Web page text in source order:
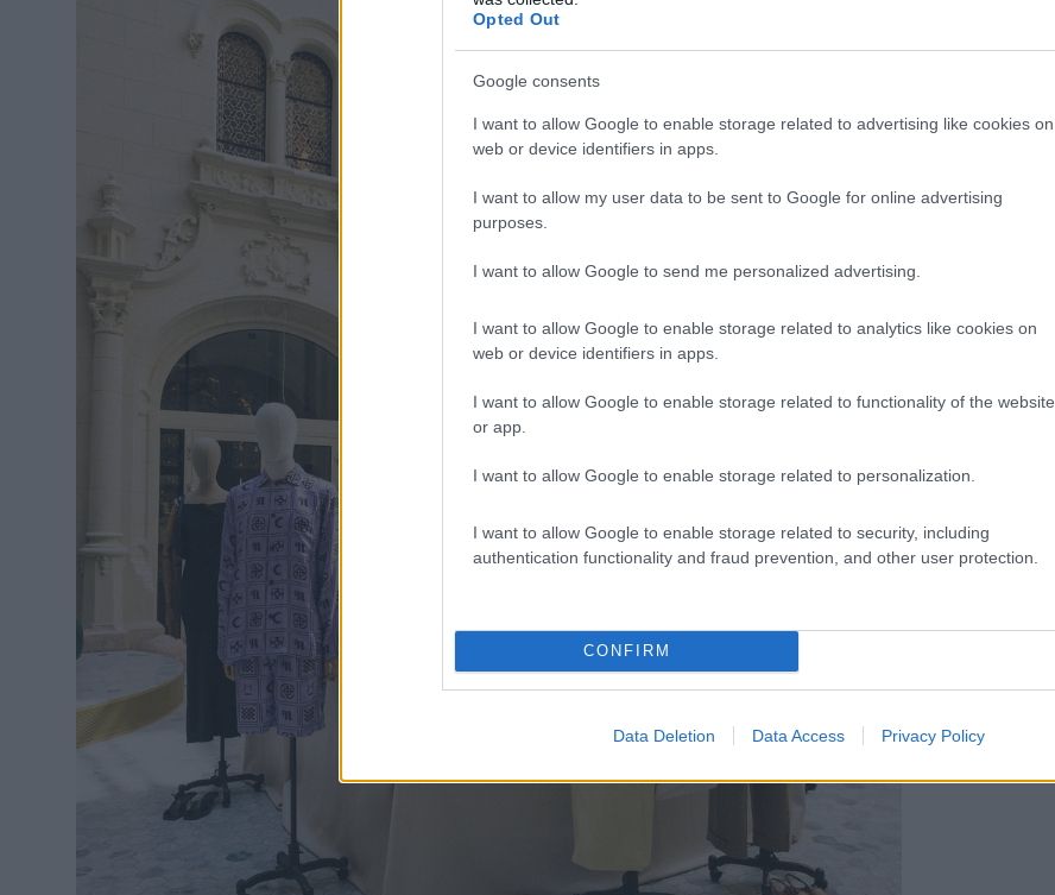
Opted Out
Google consents
I want to allow Google to enable storage related to advertising like cookies on
web or device identifiers in apps.
I want to allow my user data to be sent to Google for online advertising
purposes.
I want to allow Google to send me personalized advertising.
I want to allow Google to enable storage related to analytics like cookies on
web or device identifiers in apps.
I want to allow Google to enable storage related to functionality of the website
or app.
I want to allow Google to enable storage related to personalization.
I want to allow Google to enable storage related to security, including
authentication functionality and fraud prevention, and other user protection.
CONFIRM
Data Deletion Data Access Privacy Policy